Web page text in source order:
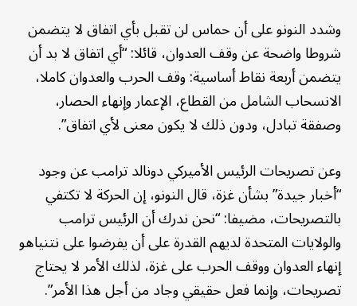
وشدد النونو على أن حماس لن تقبل بأي اتفاق لا يتضمن
شروطا واضحة عن وقف العدوان، قائلا: “أي اتفاق لا بد أن
يتضمن أربعة نقاط أساسية: وقف الحرب والعدوان كاملا،
الانسحاب الشامل من القطاع، الإعمار وإنهاء الحصار،
وصفقة تبادل، ودون ذلك لا يكون معنى لأي اتفاق”.
وعن تصريحات الرئيس الأميركي دونالد ترامب عن وجود
“أخبار جيدة” بشأن غزة، قال النونو، إن الحركة لا تكتفي
بالتصريحات، مضيفا: “نحن ندرك أن الرئيس ترامب
والولايات المتحدة لديهم القدرة على أن يفرضوا على نتنياهو
إنهاء العدوان ووقف الحرب على غزة، لذلك الأمر لا يحتاج
تصريحات، وإنما فعل حقيقي وجاد من أجل هذا الأمر”.